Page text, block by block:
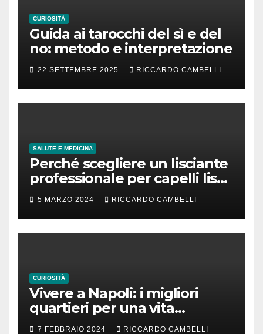
CURIOSITÀ
Guida ai tarocchi del sì e del
no: metodo e interpretazione
22 SETTEMBRE 2025 RICCARDO CAMBELLI
SALUTE E MEDICINA
Perché scegliere un lisciante
professionale per capelli lisci
che durano
5 MARZO 2024 RICCARDO CAMBELLI
CURIOSITÀ
Vivere a Napoli: i migliori
quartieri per una vita
familiare felice
7 FEBBRAIO 2024 RICCARDO CAMBELLI